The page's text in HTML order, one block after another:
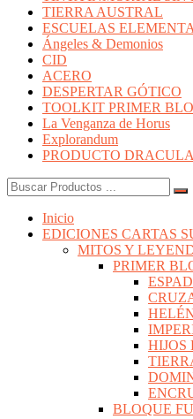
TIERRA AUSTRAL
ESCUELAS
Ángeles & Demonios
CID
ACERO
DESPERTAR GÓTICO
TOOLKIT PRIMER
La Venganza de Horus
Explorandum
PRODUCTO DRACULA
Buscar:
Inicio
EDICIONES CARTAS
MITOS Y
PRIMER
HIJOS
BLOQUE